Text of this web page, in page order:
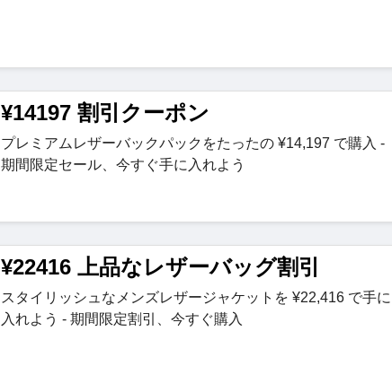
¥14197 割引クーポン
プレミアムレザーバックパックをたったの ¥14,197 で購入 -
期間限定セール、今すぐ手に入れよう
¥22416 上品なレザーバッグ割引
スタイリッシュなメンズレザージャケットを ¥22,416 で手に
入れよう - 期間限定割引、今すぐ購入